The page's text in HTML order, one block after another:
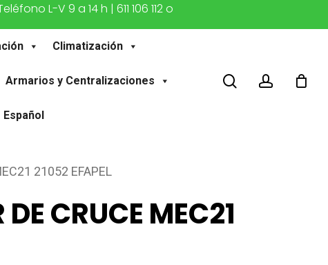
L-V 9 a 14 h | 611 106 112 o
Climatización
Armarios y Centralizaciones
Español
buscaraccount
21052 EFAPEL
CRUCE MEC21